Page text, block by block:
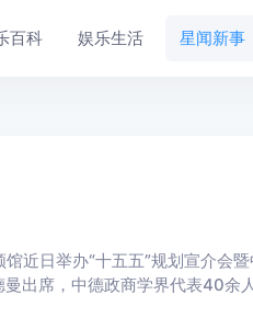
百科 娱乐生活 星闻新事
日举办“十五五”规划宣介会暨
出席，中德政商学界代表40余